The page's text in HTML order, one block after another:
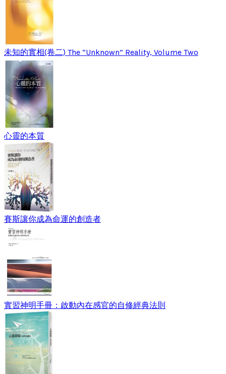
未知的實相(卷二) The “Unknown” Reality, Volume Two
心靈的本質
賽斯讓你成為命運的創造者
實習神明手冊：啟動內在感官的自修經典法則